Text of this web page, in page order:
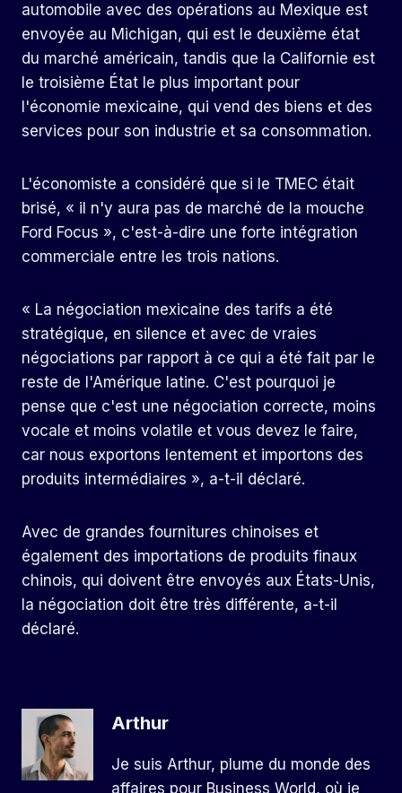
automobile avec des opérations au Mexique est
envoyée au Michigan, qui est le deuxième état
du marché américain, tandis que la Californie est
le troisième État le plus important pour
l'économie mexicaine, qui vend des biens et des
services pour son industrie et sa consommation.
L'économiste a considéré que si le TMEC était
brisé, « il n'y aura pas de marché de la mouche
Ford Focus », c'est-à-dire une forte intégration
commerciale entre les trois nations.
« La négociation mexicaine des tarifs a été
stratégique, en silence et avec de vraies
négociations par rapport à ce qui a été fait par le
reste de l'Amérique latine. C'est pourquoi je
pense que c'est une négociation correcte, moins
vocale et moins volatile et vous devez le faire,
car nous exportons lentement et importons des
produits intermédiaires », a-t-il déclaré.
Avec de grandes fournitures chinoises et
également des importations de produits finaux
chinois, qui doivent être envoyés aux États-Unis,
la négociation doit être très différente, a-t-il
déclaré.
Arthur
Je suis Arthur, plume du monde des
affaires pour Business World, où je